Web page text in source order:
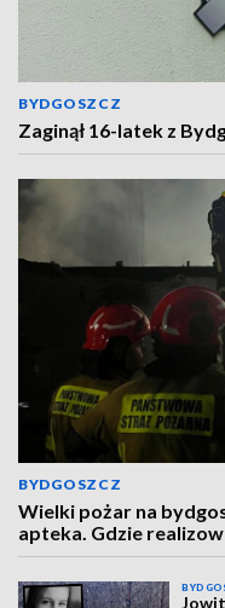
BYDGOSZCZ
Zaginął 16-latek z
BYDGOSZCZ
Wielki pożar na
apteka. Gdzie